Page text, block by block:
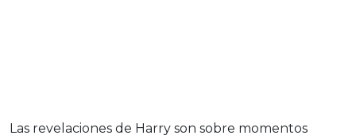
Las revelaciones de Harry son sobre momentos